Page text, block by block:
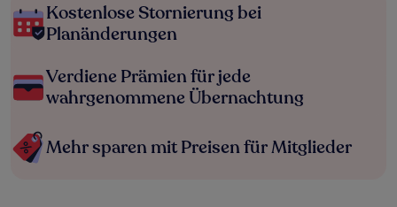
Kostenlose Stornierung bei
Planänderungen
Verdiene Prämien für jede
wahrgenommene Übernachtung
Mehr sparen mit Preisen für Mitglieder